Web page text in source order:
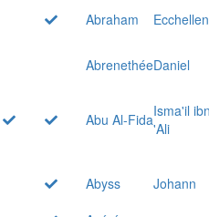
Abraham
AbrenethéeDaniel
Abu Al-FidaIsma'il
'Ali
Abyss
Johann